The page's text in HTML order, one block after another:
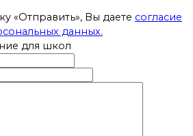
«Отправить», Вы даете согласие
данных.
для школ